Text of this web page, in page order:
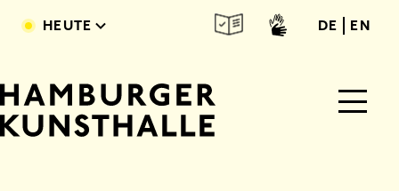
Direkt zum Inhalt
HEUTE DE deutsch
EN